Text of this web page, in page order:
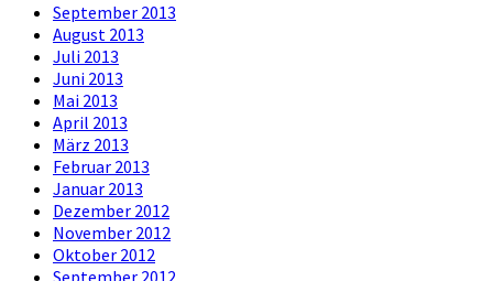
September 2013
August 2013
Juli 2013
Juni 2013
Mai 2013
April 2013
März 2013
Februar 2013
Januar 2013
Dezember 2012
November 2012
Oktober 2012
September 2012